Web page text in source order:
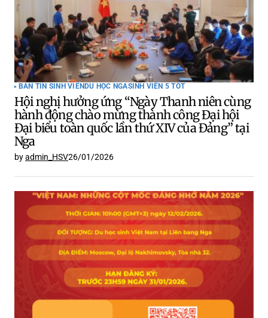
BẢN TIN SINH VIÊNDU HỌC NGASINH VIÊN 5 TỐT
Hội nghị hưởng ứng “Ngày Thanh niên cùng
hành động chào mừng thành công Đại hội
Đại biểu toàn quốc lần thứ XIV của Đảng” tại
Nga
byadmin_HSV26/01/2026